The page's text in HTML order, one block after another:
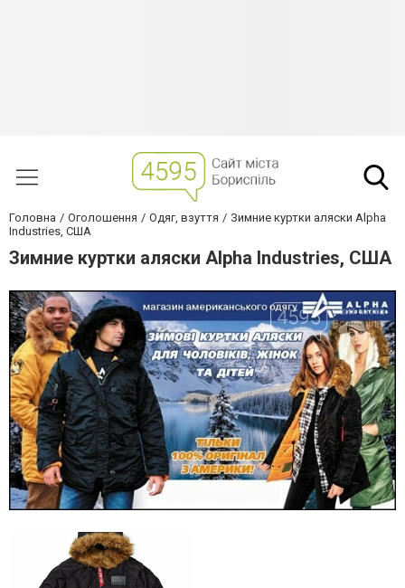
Головна Оголошення Одяг, взуття
Зимние куртки аляски Alpha
Industries, США
Зимние куртки аляски Alpha Industries, США